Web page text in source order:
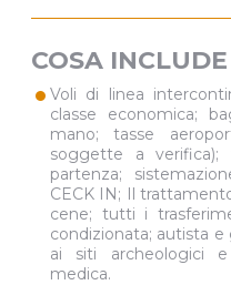
COSA INCLUDE
•Voli di linea
classe economica;
mano; tasse
soggette a
partenza;
CECK IN; Il
cene; tutti i
condizionata; autista e
ai siti archeologici e
medica.